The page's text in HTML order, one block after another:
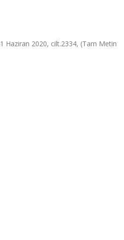
Haziran 2020, cilt.2334, (Tam Metin